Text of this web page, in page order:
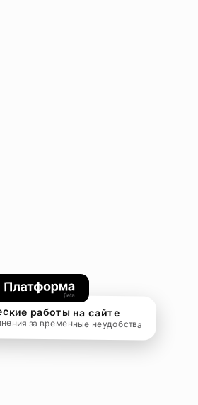
работы на сайте
за временные неудобства